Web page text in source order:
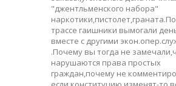
"джентльменского набора"
трассе гаишники вымогали
вместе с другими
.Почему вы тогда не
нарушаются права простых
граждан,почему не